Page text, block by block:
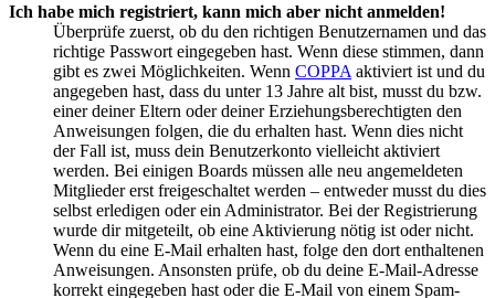
Ich habe mich registriert, kann mich aber nicht anmelden!
Überprüfe zuerst, ob du den richtigen Benutzernamen und das
richtige Passwort eingegeben hast. Wenn diese stimmen, dann
gibt es zwei Möglichkeiten. Wenn COPPA aktiviert ist und du
angegeben hast, dass du unter 13 Jahre alt bist, musst du bzw.
einer deiner Eltern oder deiner Erziehungsberechtigten den
Anweisungen folgen, die du erhalten hast. Wenn dies nicht
der Fall ist, muss dein Benutzerkonto vielleicht aktiviert
werden. Bei einigen Boards müssen alle neu angemeldeten
Mitglieder erst freigeschaltet werden – entweder musst du dies
selbst erledigen oder ein Administrator. Bei der Registrierung
wurde dir mitgeteilt, ob eine Aktivierung nötig ist oder nicht.
Wenn du eine E-Mail erhalten hast, folge den dort enthaltenen
Anweisungen. Ansonsten prüfe, ob du deine E-Mail-Adresse
korrekt eingegeben hast oder die E-Mail von einem Spam-